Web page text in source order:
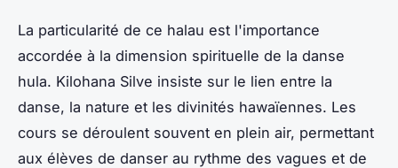
La particularité de ce halau est l'importance
accordée à la dimension spirituelle de la danse
hula. Kilohana Silve insiste sur le lien entre la
danse, la nature et les divinités hawaïennes. Les
cours se déroulent souvent en plein air, permettant
aux élèves de danser au rythme des vagues et de